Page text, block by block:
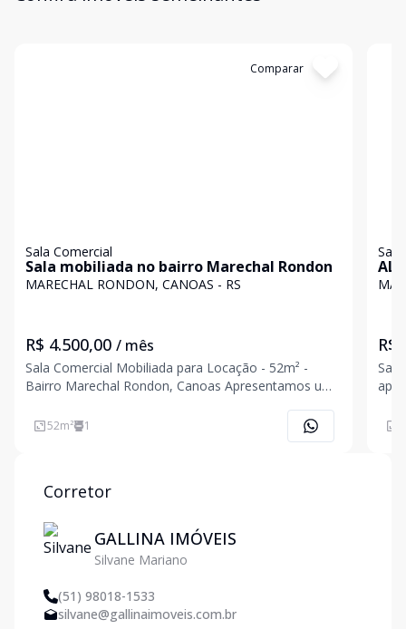
Comparar
Sala Comercial
Sala mobiliada no bairro Marechal Rondon
MARECHAL RONDON, CANOAS - RS
R$ 4.500,00 / mês
Sala Comercial Mobiliada para Locação - 52m² -
Bairro Marechal Rondon, Canoas Apresentamos uma
comercial com 52 metros quadrados, localizada na
Rua São Pedro, no prestigiado bairro Marechal
52m² 1
R$
Corretor
GALLINA IMÓVEIS
Silvane Mariano
(51) 98018-1533
silvane@gallinaimoveis.com.br